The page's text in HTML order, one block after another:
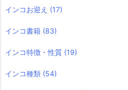
インコお迎え (17)
インコ書籍 (83)
インコ特徴・性質 (19)
インコ種類 (54)